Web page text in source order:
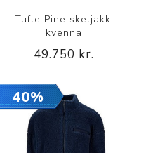
Tufte Pine skeljakki
kvenna
49.750 kr.
40%